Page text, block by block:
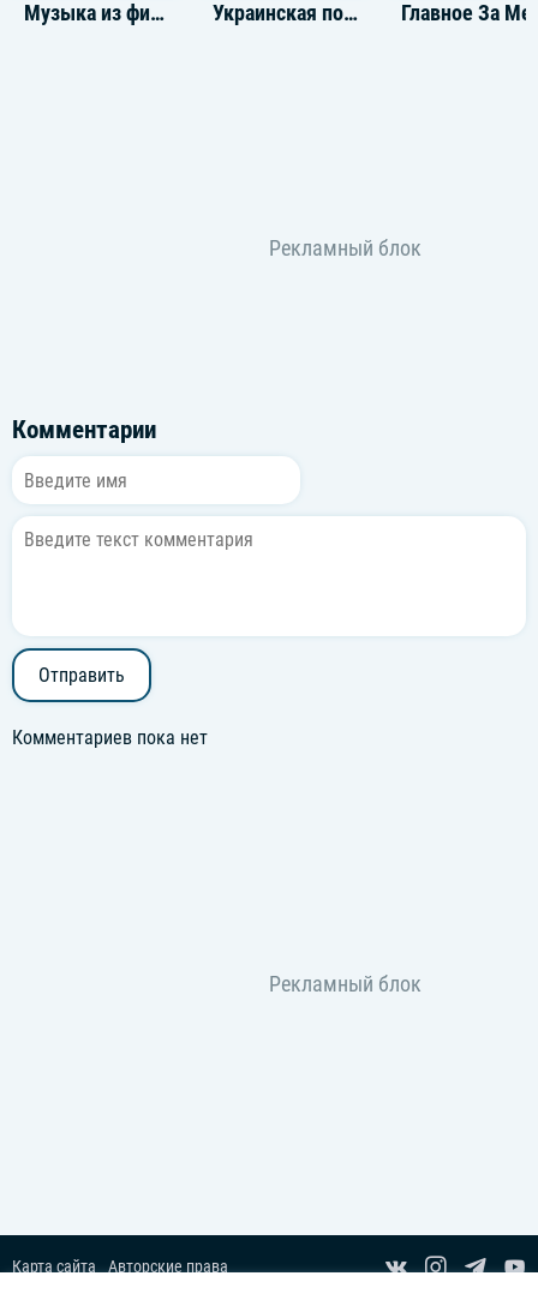
Музыка из фильма Чебурашка Украинская поп-музыка
Комментарии
Отправить
Комментариев пока нет
Карта сайта
Авторские права